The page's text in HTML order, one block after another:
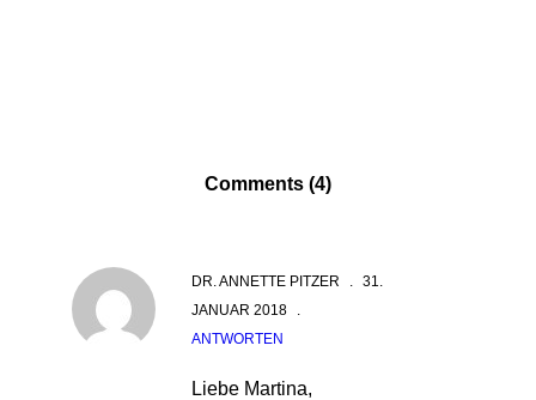
Comments (4)
DR. ANNETTE PITZER . 31.
JANUAR 2018
.
ANTWORTEN
Liebe Martina,